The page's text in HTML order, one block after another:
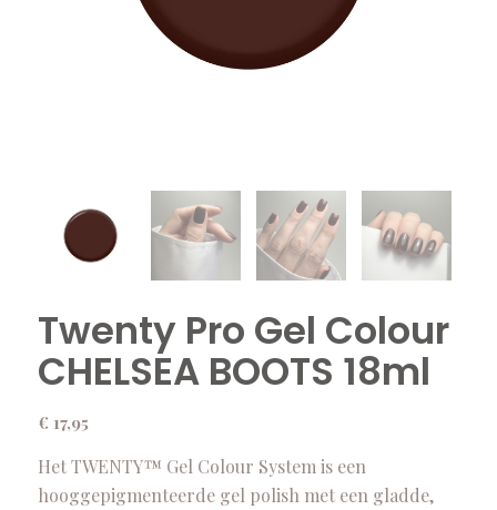
Twenty Pro Gel Colour
CHELSEA BOOTS 18ml
€ 17,95
Het TWENTY™ Gel Colour System is een
hooggepigmenteerde gel polish met een gladde,